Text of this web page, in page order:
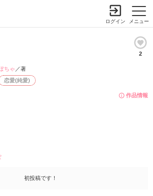
メニュー
ログイン
2
作品情報
恋愛(純愛)
ちゃ ／著
初投稿です！